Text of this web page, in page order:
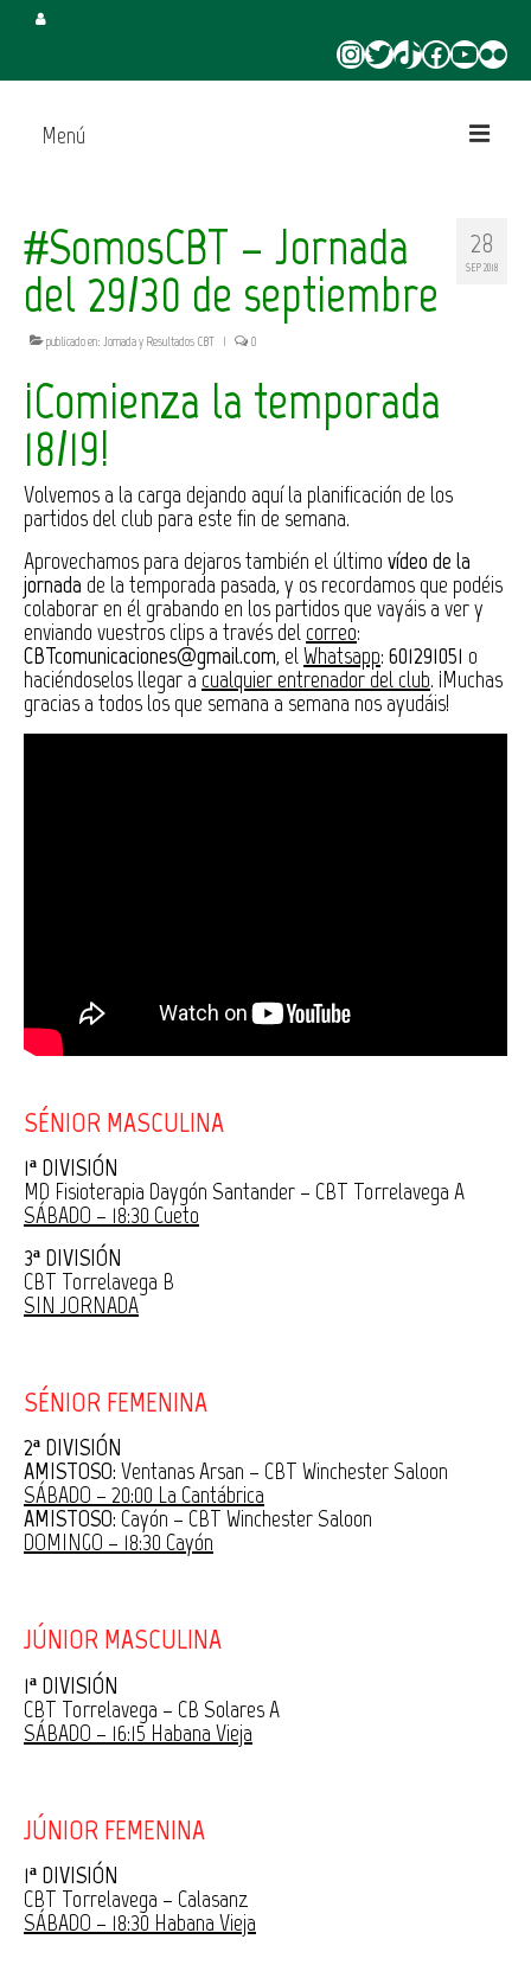
Instagram
Twitter
TikTokFacebook
YouTube
Flickr
Menú
Juega en CBT
Campus de Verano
Torneo 3×3 Verano
28
SEP 2018
#SomosCBT – Jornada
del 29/30 de septiembre
publicado en: Jornada y Resultados CBT | 0
¡Comienza la temporada
18/19!
Volvemos a la carga dejando aquí la planificación de los
partidos del club para este fin de semana.
Aprovechamos para dejaros también el último vídeo de la
jornada de la temporada pasada, y os recordamos que podéis
colaborar en él grabando en los partidos que vayáis a ver y
enviando vuestros clips a través del correo:
CBTcomunicaciones@gmail.com, elWhatsapp: 601291051 o
haciéndoselos llegar acualquier entrenador del club. ¡Muchas
gracias a todos los que semana a semana nos ayudáis!
SÉNIOR MASCULINA
1ª DIVISIÓN
MD Fisioterapia Daygón Santander – CBT Torrelavega A
SÁBADO – 18:30 Cueto
3ª DIVISIÓN
CBT Torrelavega B
SIN JORNADA
SÉNIOR FEMENINA
2ª DIVISIÓN
AMISTOSO: Ventanas Arsan – CBT Winchester Saloon
SÁBADO – 20:00 La Cantábrica
AMISTOSO: Cayón – CBT Winchester Saloon
DOMINGO – 18:30 Cayón
JÚNIOR MASCULINA
1ª DIVISIÓN
CBT Torrelavega – CB Solares A
SÁBADO – 16:15 Habana Vieja
JÚNIOR FEMENINA
1ª DIVISIÓN
CBT Torrelavega – Calasanz
SÁBADO – 18:30 Habana Vieja